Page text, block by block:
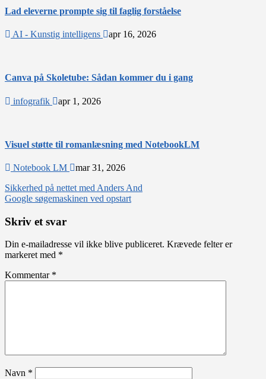
Lad eleverne prompte sig til faglig forståelse
AI - Kunstig intelligens apr 16, 2026
Canva på Skoletube: Sådan kommer du i gang
infografik apr 1, 2026
Visuel støtte til romanlæsning med NotebookLM
Notebook LM mar 31, 2026
Indlægsnavigation
Sikkerhed på nettet med Anders And
Google søgemaskinen ved opstart
Skriv et svar
Din e-mailadresse vil ikke blive publiceret. Krævede felter er
markeret med *
Kommentar *
Navn *